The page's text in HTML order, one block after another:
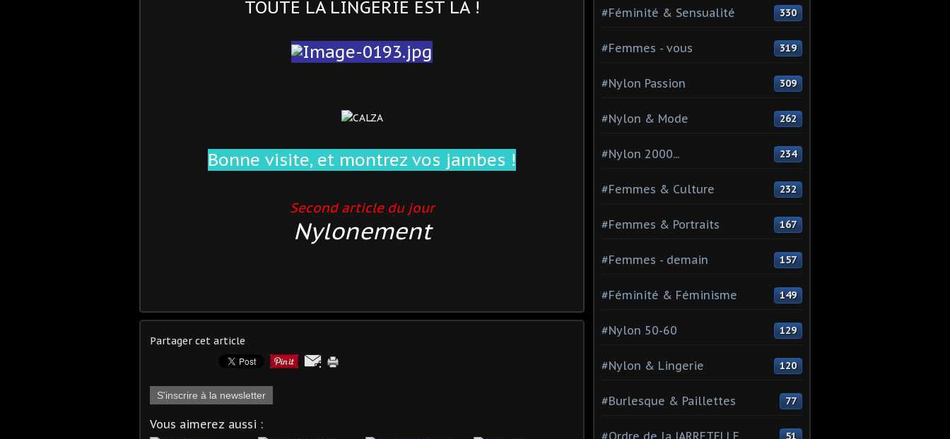
TOUTE LA LINGERIE EST LA !
Bonne visite, et montrez vos jambes !
Second article du jour
Nylonement
Partager cet article
S'inscrire à la newsletter
Vous aimerez aussi :
#Féminité & Sensualité 330
#Femmes - vous 319
#Nylon Passion 309
#Nylon & Mode 262
#Nylon 2000... 234
#Femmes & Culture 232
#Femmes & Portraits 167
#Femmes - demain 157
#Féminité & Féminisme 149
#Nylon 50-60 129
#Nylon & Lingerie 120
#Burlesque & Paillettes 77
#Ordre de la JARRETELLE 51